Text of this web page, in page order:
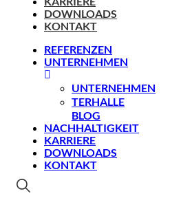
DOWNLOADS
KONTAKT
REFERENZEN
UNTERNEHMEN
UNTERNEHMEN
TERHALLE
BLOG
NACHHALTIGKEIT
KARRIERE
DOWNLOADS
KONTAKT